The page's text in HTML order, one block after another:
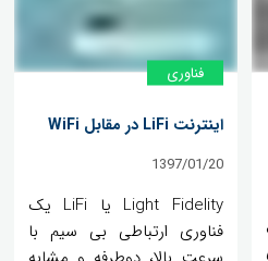
۵
فناوری
اینترنت LiFi در مقابل WiFi
1397/01/20
Light Fidelity یا LiFi یک
فناوری ارتباطی بی سیم با